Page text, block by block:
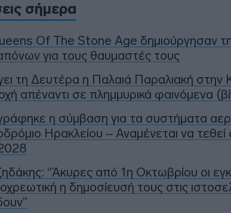
σήμερα
Of The Stone Age δημιούργησαν
για τους θαυμαστές τους
τη Δευτέρα η Παλαιά Παραλιακή στην
απέναντι σε πλημμυρικά φαινόμενα
η σύμβαση για τα συστήματα
Ηρακλείου – Αναμένεται να τεθεί
“Άκυρες από 1η Οκτωβρίου οι
η δημοσίευσή τους στις